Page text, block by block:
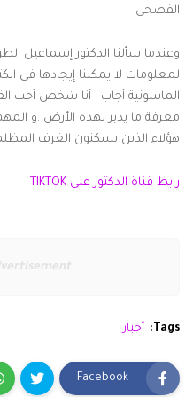
الفصحى
وعندما سألنا الدكتور إسماعيل
لمعلومات لا يمكننا إيجادها في
الماسونية أجاب : أنا شخص أحب
معرفة ما يدبر لهذه الأرض .و
هؤلاء الذين يسكنون الغرف
رابط قناة الدكتور على TIKTOK
Tags: أخبار
Facebook